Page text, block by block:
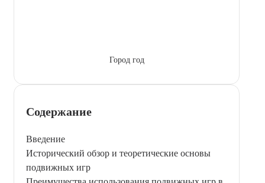
Город год
Содержание
Введение
Исторический обзор и теоретические основы
подвижных игр